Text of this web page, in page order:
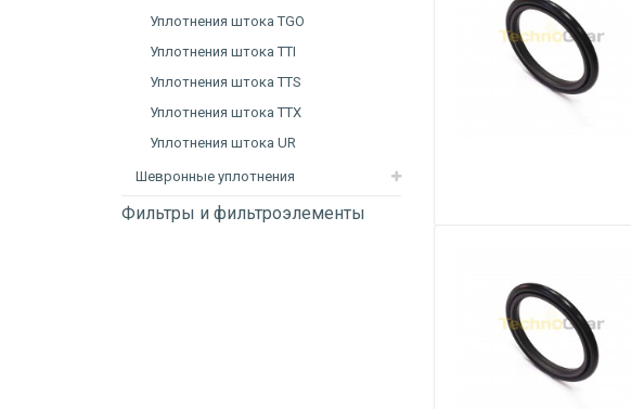
Уплотнения штока TGO
Уплотнения штока TTI
Уплотнения штока TTS
Уплотнения штока TTX
Уплотнения штока UR
Шевронные уплотнения
Фильтры и фильтроэлементы